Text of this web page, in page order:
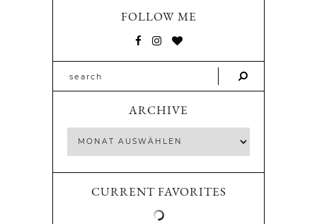
FOLLOW ME
ARCHIVE
CURRENT FAVORITES